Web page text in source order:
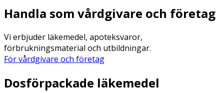
Handla som vårdgivare och företag
Vi erbjuder läkemedel, apoteksvaror,
förbrukningsmaterial och utbildningar.
För vårdgivare och företag
Dosförpackade läkemedel